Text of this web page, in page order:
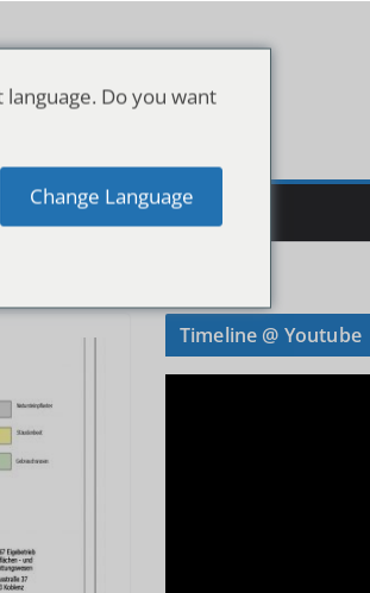
Timeline @ Youtube
Do you want
Change Language